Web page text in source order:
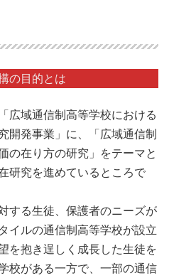
の目的とは
広域通信制高等学校における
開発事業」に、「広域通信制
の在り方の研究」をテーマと
研究を進めているところで
する生徒、保護者のニーズが
イルの通信制高等学校が設立
を抱き逞しく成長した生徒を
校がある一方で、一部の通信